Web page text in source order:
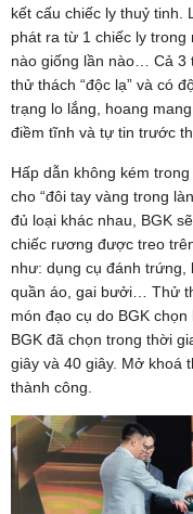
kết cấu chiếc ly thuỷ tinh.
phát ra từ 1 chiếc ly trong
nào giống lần nào… Cả 3
thử thách “độc lạ” và có
trạng lo lắng, hoang
điềm tĩnh và tự tin trước
Hấp dẫn không kém
cho “đôi tay vàng trong
đủ loại khác nhau, BGK
chiếc rương được treo
như: dụng cụ đánh
quần áo, gai bưởi… Thử
món đạo cụ do BGK
BGK đã chọn trong thời
giây và 40 giây. Mở khoá
thành công.